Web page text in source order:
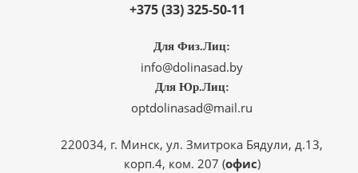
+375 (33) 325-50-11
Для Физ.Лиц:
info@dolinasad.by
Для Юр.Лиц:
optdolinasad@mail.ru
220034, г. Минск, ул. Змитрока Бядули, д.13,
корп.4, ком. 207 (офис)